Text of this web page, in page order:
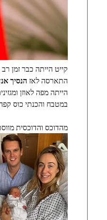
קייט הייתה כבר זמן
התארסה לאז הנסיך
הייתה מפה לאוזן
במטבח והכנתי כוס
מהדוכס והדוכסית